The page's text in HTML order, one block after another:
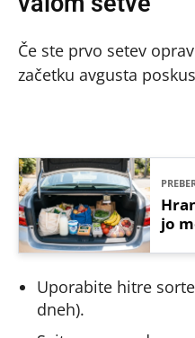
Če ste prvo setev
začetku avgusta
jo
Uporabite hitre
dneh).